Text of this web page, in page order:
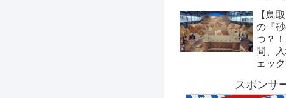
【鳥
の『
つ？
間、
ェッ
スポンサ